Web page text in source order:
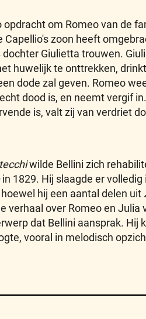
opdracht om Romeo van de
Capellio's zoon heeft
dochter Giulietta trouwen.
huwelijk te onttrekken,
dode zal geven. Romeo
dood is, en neemt vergif
is, valt zij van verdriet
wilde Bellini zich
in 1829. Hij slaagde er
hij een aantal delen uit
verhaal over Romeo en Julia
dat Bellini aansprak. Hij
vooral in melodisch